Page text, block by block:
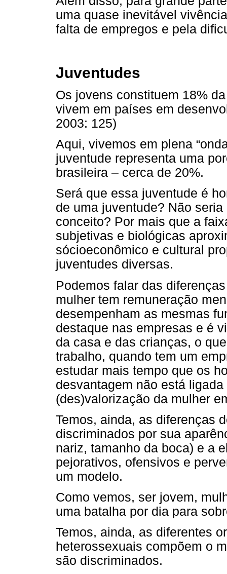
uma quase inevitável
falta de empregos e pela
Juventudes
Os jovens constituem 18%
vivem em países em
2003: 125)
Aqui, vivemos em plena
juventude representa uma
brasileira – cerca de 20%.
Será que essa juventude é
de uma juventude? Não
conceito? Por mais que a
subjetivas e biológicas
sócioeconômico e cultural
juventudes diversas.
Podemos falar das
mulher tem remuneração
desempenham as mesmas
destaque nas empresas e é
da casa e das crianças, o
trabalho, quando tem um
estudar mais tempo que os
desvantagem não está
(des)valorização da mulher
Temos, ainda, as diferenças
discriminados por sua
nariz, tamanho da boca) e a
pejorativos, ofensivos e
um modelo.
Como vemos, ser jovem,
uma batalha por dia para
Temos, ainda, as diferentes
heterossexuais compõem o
são discriminados.